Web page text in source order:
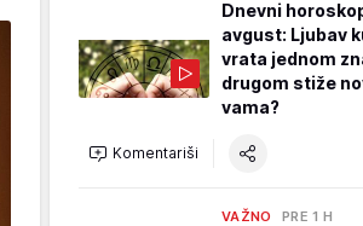
Dnevni
avgust: Ljubav
vrata jednom
drugom stiže
vama?
Komentariši
VAŽNO PRE 1 H